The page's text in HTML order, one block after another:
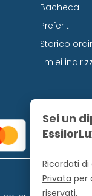
Bacheca
Preferiti
Storico
I miei
Sei un
Ricordati
Privata per
riservati.